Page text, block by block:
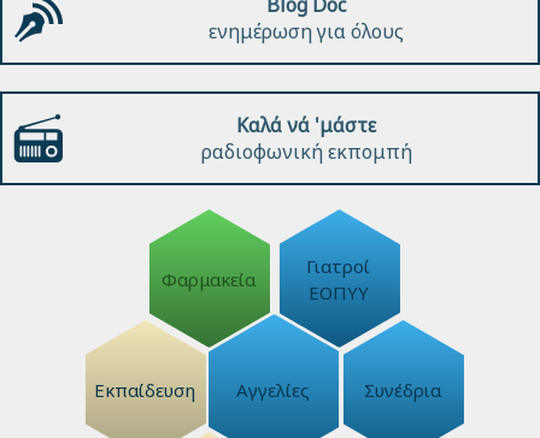
ενημέρωση για όλους
Καλά νά 'μάστε
ραδιοφωνική εκπομπή
Φαρμακεία
Γιατροί
ΕΟΠΥΥ
Εκπαίδευση Αγγελίες Συνέδρια